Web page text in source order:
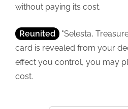
without paying its cost.
Reunited
"Selesta,
card is revealed from your
effect you control, you may
cost.